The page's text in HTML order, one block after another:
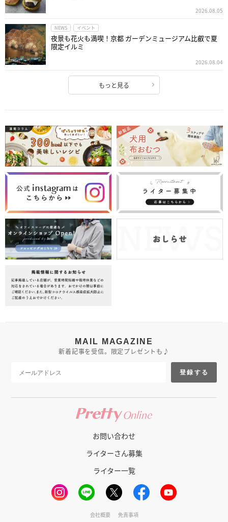
2026.08.05
NEWS イベント
夜景も花火も満喫！京都 ガーデンミュージアム比叡で夏
限定イルミ
2026.08.04
もっと見る
MAIL MAGAZINE
新着記事を受信。限定プレゼントも♪
登録する
お問い合わせ
ライターさん募集
ライター一覧
会社概要 免責事項